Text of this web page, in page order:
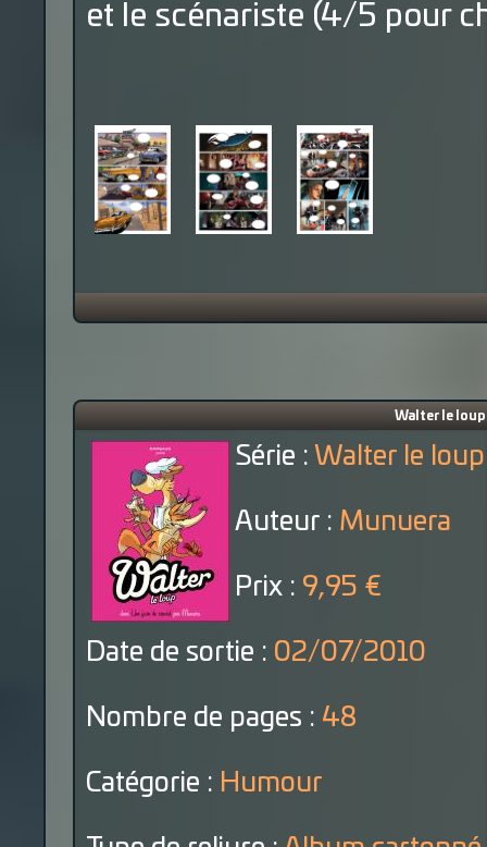
et le scénariste (4/5 pour
Walter le loup
Série : Walter le loup
Auteur : Munuera
Prix : 9,95 €
Date de sortie : 02/07/2010
Nombre de pages : 48
Catégorie : Humour